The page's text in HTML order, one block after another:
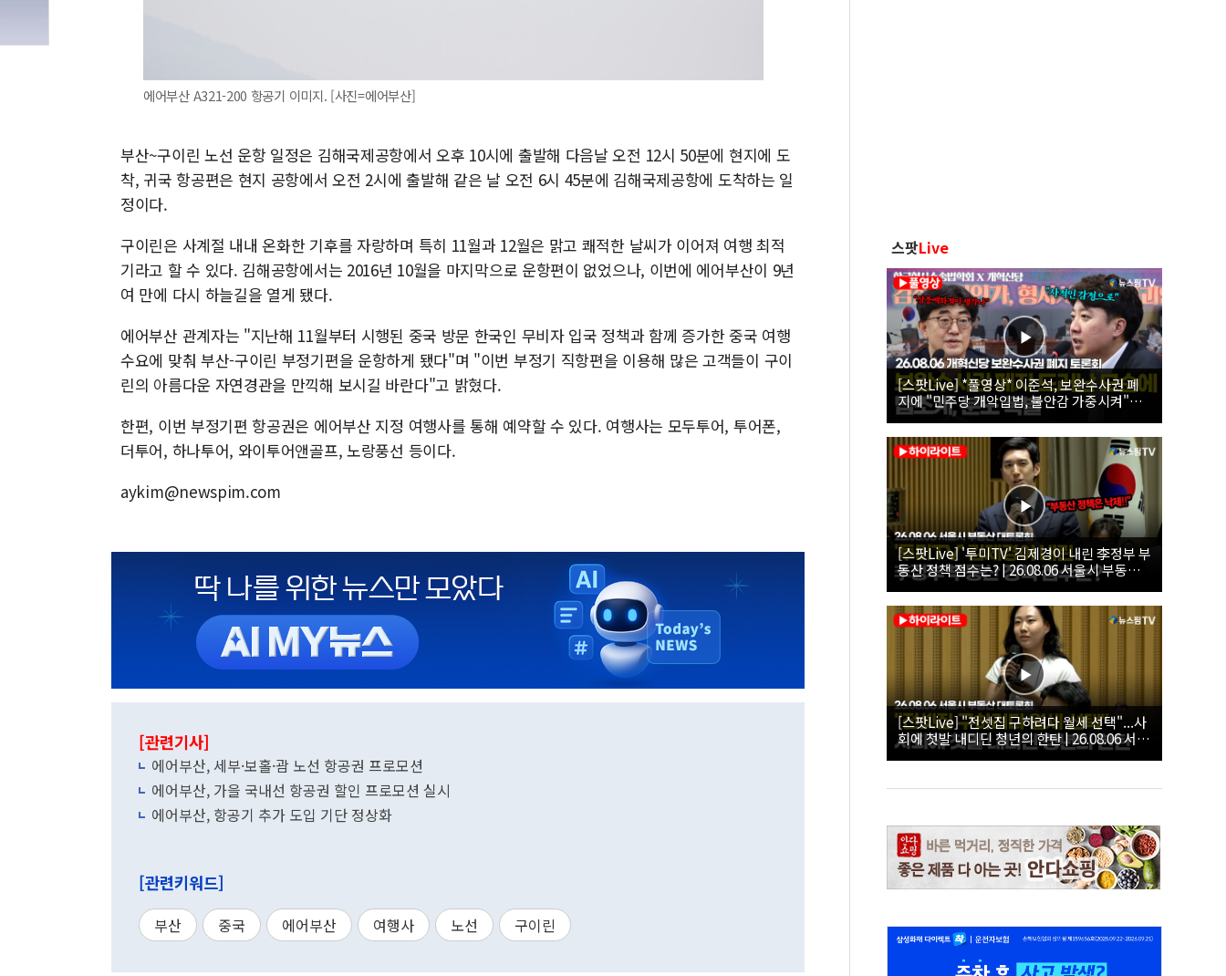
에어부산 A321-200 항공기 이미지. [사진=에어부산]
부산~구이린 노선 운항 일정은 김해국제공항에서 오후 10시에 출발해 다음날 오전 12시 50분에 현지에 도
착, 귀국 항공편은 현지 공항에서 오전 2시에 출발해 같은 날 오전 6시 45분에 김해국제공항에 도착하는 일
정이다.
구이린은 사계절 내내 온화한 기후를 자랑하며 특히 11월과 12월은 맑고 쾌적한 날씨가 이어져 여행 최적
기라고 할 수 있다. 김해공항에서는 2016년 10월을 마지막으로 운항편이 없었으나, 이번에 에어부산이 9년
여 만에 다시 하늘길을 열게 됐다.
에어부산 관계자는 "지난해 11월부터 시행된 중국 방문 한국인 무비자 입국 정책과 함께 증가한 중국 여행
수요에 맞춰 부산-구이린 부정기편을 운항하게 됐다"며 "이번 부정기 직항편을 이용해 많은 고객들이 구이
린의 아름다운 자연경관을 만끽해 보시길 바란다"고 밝혔다.
한편, 이번 부정기편 항공권은 에어부산 지정 여행사를 통해 예약할 수 있다. 여행사는 모두투어, 투어폰,
더투어, 하나투어, 와이투어앤골프, 노랑풍선 등이다.
aykim@newspim.com
[관련기사]
에어부산, 세부·보홀·괌 노선 항공권 프로모션
에어부산, 가을 국내선 항공권 할인 프로모션 실시
에어부산, 항공기 추가 도입 기단 정상화
[관련키워드]
부산 중국 에어부산 여행사 노선 구이린
스팟Live
[스팟Live] *풀영상* 이준석, 보완수사권 폐
지에 "민주당 개악입법, 불안감 가중시켜"｜
26.08.06 개혁신당 보완수사권 폐지 토론회
[스팟Live] '투미TV' 김제경이 내린 李정부 부
동산 정책 점수는? | 26.08.06 서울시 부동산
대토론회
[스팟Live] "전셋집 구하려다 월세 선택"...사
회에 첫발 내디딘 청년의 한탄 | 26.08.06 서울
시 부동산 대토론회